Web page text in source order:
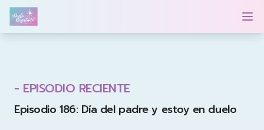
Duelo Respetado Podcast con Georgina González
- EPISODIO RECIENTE
Episodio 186: Día del padre y estoy en duelo